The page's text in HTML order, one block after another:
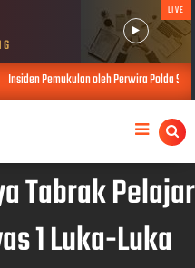
LIVE
oleh Perwira Polda Sumbar,
Tabrak Pelajar
1 Luka-Luka